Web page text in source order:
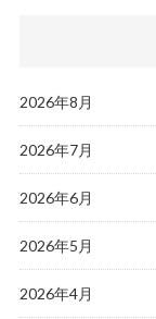
2026年8月
2026年7月
2026年6月
2026年5月
2026年4月